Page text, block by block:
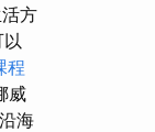
方
程
威
海